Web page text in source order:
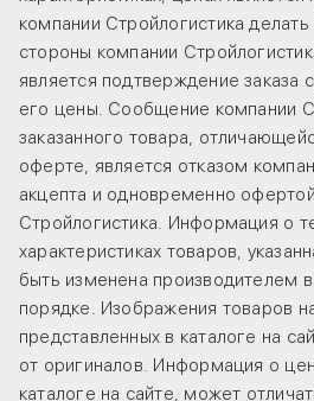
компании Стройлогистика
стороны компании
является подтверждение заказа
его цены. Сообщение компании
заказанного товара,
оферте, является отказом
акцепта и одновременно
Стройлогистика. Информация о
характеристиках товаров,
быть изменена производителем
порядке. Изображения товаров
представленных в каталоге на
от оригиналов. Информация о
каталоге на сайте, может